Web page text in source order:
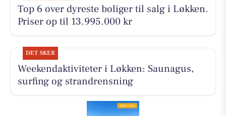
Top 6 over dyreste boliger til salg i Løkken.
Priser op til 13.995.000 kr
DET SKER
Weekendaktiviteter i Løkken: Saunagus,
surfing og strandrensning